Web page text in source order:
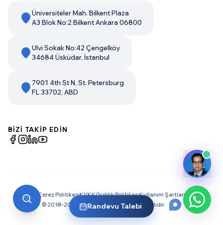
Üniversiteler Mah. Bilkent Plaza
A3 Blok No:2 Bilkent Ankara 06800
Ulvi Sokak No:42 Çengelköy
34684 Üsküdar, İstanbul
7901 4th St N, St. Petersburg
FL 33702, ABD
BİZİ TAKİP EDİN
Çerez PolitikasıKVKKGizlilik PolitikasıKullanım Şartları
© 2018–2026 Dream Big. Tüm Hakları Saklıdır.
Randevu Talebi